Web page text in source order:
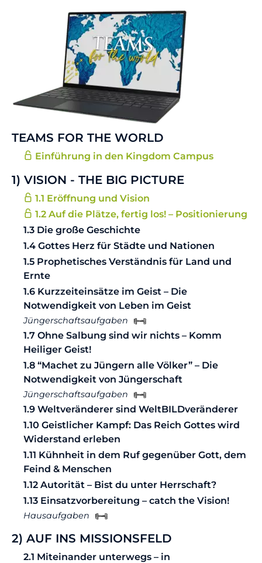
TEAMS FOR THE WORLD
Einführung in den Kingdom Campus
1) VISION - THE BIG PICTURE
1.1 Eröffnung und Vision
1.2 Auf die Plätze, fertig los! – Positionierung
1.3 Die große Geschichte
1.4 Gottes Herz für Städte und Nationen
1.5 Prophetisches Verständnis für Land und
Ernte
1.6 Kurzzeiteinsätze im Geist – Die
Notwendigkeit von Leben im Geist
Jüngerschaftsaufgaben
1.7 Ohne Salbung sind wir nichts – Komm
Heiliger Geist!
1.8 “Machet zu Jüngern alle Völker” – Die
Notwendigkeit von Jüngerschaft
Jüngerschaftsaufgaben
1.9 Weltveränderer sind WeltBILDveränderer
1.10 Geistlicher Kampf: Das Reich Gottes wird
Widerstand erleben
1.11 Kühnheit in dem Ruf gegenüber Gott, dem
Feind & Menschen
1.12 Autorität – Bist du unter Herrschaft?
1.13 Einsatzvorbereitung – catch the Vision!
Hausaufgaben
2) AUF INS MISSIONSFELD
2.1 Miteinander unterwegs – in